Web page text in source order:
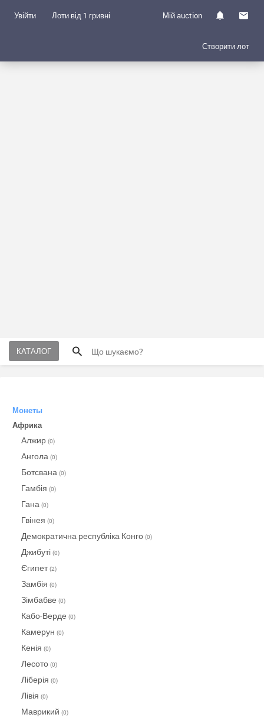
Увійти Лоти від 1 гривні Мій auction
Створити лот
КАТАЛОГ
Монеты
Африка
Алжир (0)
Ангола (0)
Ботсвана (0)
Гамбія (0)
Гана (0)
Гвінея (0)
Демократична республіка Конго (0)
Джибуті (0)
Єгипет(2)
Замбія (0)
Зімбабве (0)
Кабо-Верде (0)
Камерун (0)
Кенія (0)
Лесото (0)
Ліберія (0)
Лівія (0)
Маврикий (0)